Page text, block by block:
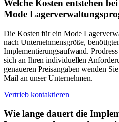
Welche Kosten entstehen
Mode
Die Kosten für ein Mode
nach Unternehmensgröße,
Implementierungsaufwand.
sich an Ihren individuellen
genaueren Preisangaben wenden
Mail an unser Unternehmen.
Vertrieb kontaktieren
Wie lange dauert die